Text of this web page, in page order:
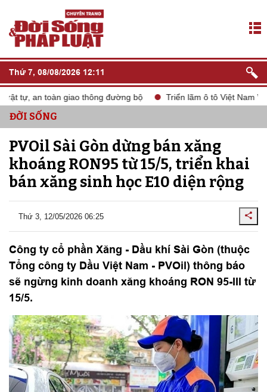
Thứ 7, 08/08/2026 12:11
tự, an toàn giao thông đường bộ Triển lãm ô tô Việt Nam VMS
ĐỜI SỐNG
PVOil Sài Gòn dừng bán xăng
khoáng RON95 từ 15/5, triển khai
bán xăng sinh học E10 diện rộng
Thứ 3, 12/05/2026 06:25
Công ty cổ phần Xăng - Dầu khí Sài Gòn (thuộc
Tổng công ty Dầu Việt Nam - PVOil) thông báo
sẽ ngừng kinh doanh xăng khoáng RON 95-III từ
15/5.